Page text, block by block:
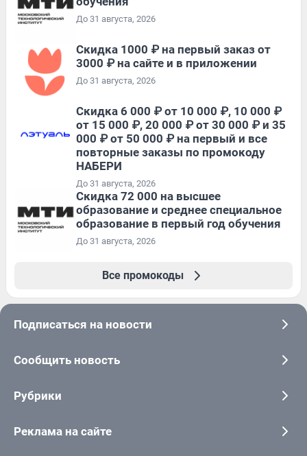
До 31 августа, 2026
Скидка 1000 ₽ на первый заказ от
3000 ₽ на сайте и в приложении
До 31 августа, 2026
Скидка 6 000 ₽ от 10 000 ₽, 10 000 ₽
от 15 000 ₽, 20 000 ₽ от 30 000 ₽ и 35
000 ₽ от 50 000 ₽ на первый и все
повторные заказы по промокоду
НАБЕРИ
До 31 августа, 2026
Скидка 72 000 на высшее
образование и среднее специальное
образование в первый год обучения
До 31 августа, 2026
Все промокоды
Подписаться на новости
Сообщить новость
Рубрики
Реклама на сайте